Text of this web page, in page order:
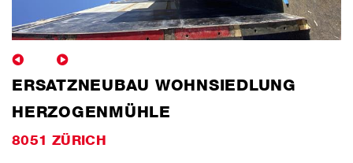
ERSATZNEUBAU WOHNSIEDLUNG
HERZOGENMÜHLE
8051 ZÜRICH